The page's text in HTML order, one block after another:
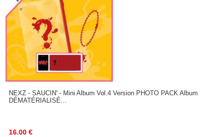
NEXZ - SAUCIN' - Mini Album Vol.4 Version PHOTO PACK Album
DÉMATÉRIALISÉ...
16.00 €